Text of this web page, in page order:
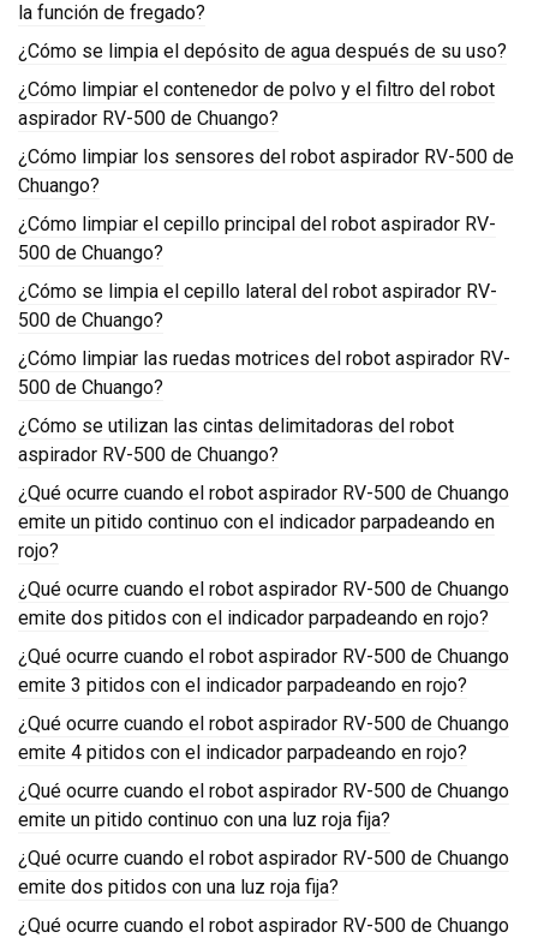
la función de fregado?
¿Cómo se limpia el depósito de agua después de su uso?
¿Cómo limpiar el contenedor de polvo y el filtro del robot
aspirador RV-500 de Chuango?
¿Cómo limpiar los sensores del robot aspirador RV-500 de
Chuango?
¿Cómo limpiar el cepillo principal del robot aspirador RV-
500 de Chuango?
¿Cómo se limpia el cepillo lateral del robot aspirador RV-
500 de Chuango?
¿Cómo limpiar las ruedas motrices del robot aspirador RV-
500 de Chuango?
¿Cómo se utilizan las cintas delimitadoras del robot
aspirador RV-500 de Chuango?
¿Qué ocurre cuando el robot aspirador RV-500 de Chuango
emite un pitido continuo con el indicador parpadeando en
rojo?
¿Qué ocurre cuando el robot aspirador RV-500 de Chuango
emite dos pitidos con el indicador parpadeando en rojo?
¿Qué ocurre cuando el robot aspirador RV-500 de Chuango
emite 3 pitidos con el indicador parpadeando en rojo?
¿Qué ocurre cuando el robot aspirador RV-500 de Chuango
emite 4 pitidos con el indicador parpadeando en rojo?
¿Qué ocurre cuando el robot aspirador RV-500 de Chuango
emite un pitido continuo con una luz roja fija?
¿Qué ocurre cuando el robot aspirador RV-500 de Chuango
emite dos pitidos con una luz roja fija?
¿Qué ocurre cuando el robot aspirador RV-500 de Chuango